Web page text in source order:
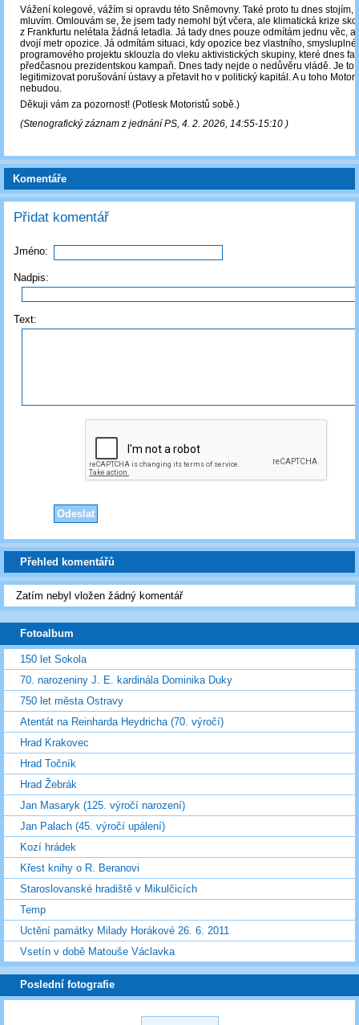
Vážení kolegové, vážím si opravdu této Sněmovny. Také proto tu dnes stojím,
mluvím. Omlouvám se, že jsem tady nemohl být včera, ale klimatická krize
z Frankfurtu nelétala žádná letadla. Já tady dnes pouze odmítám jednu věc, a
dvojí metr opozice. Já odmítám situaci, kdy opozice bez vlastního,
programového projektu sklouzla do vleku aktivistických skupiny, které dnes
předčasnou prezidentskou kampaň. Dnes tady nejde o nedůvěru vládě. Je to
legitimizovat porušování ústavy a přetavit ho v politický kapitál. A u toho
nebudou.
Děkuji vám za pozornost! (Potlesk Motoristů sobě.)
(Stenografický záznam z jednání PS, 4. 2. 2026, 14:55-15:10 )
Komentáře
Přidat komentář
Jméno:
Nadpis:
Text:
Přehled komentářů
Zatím nebyl vložen žádný komentář
Fotoalbum
150 let Sokola
70. narozeniny J. E. kardinála Dominika Duky
750 let města Ostravy
Atentát na Reinharda Heydricha (70. výročí)
Hrad Krakovec
Hrad Točník
Hrad Žebrák
Jan Masaryk (125. výročí narození)
Jan Palach (45. výročí upálení)
Kozí hrádek
Křest knihy o R. Beranovi
Staroslovanské hradiště v Mikulčicích
Temp
Uctění památky Milady Horákové 26. 6. 2011
Vsetín v době Matouše Václavka
Poslední fotografie